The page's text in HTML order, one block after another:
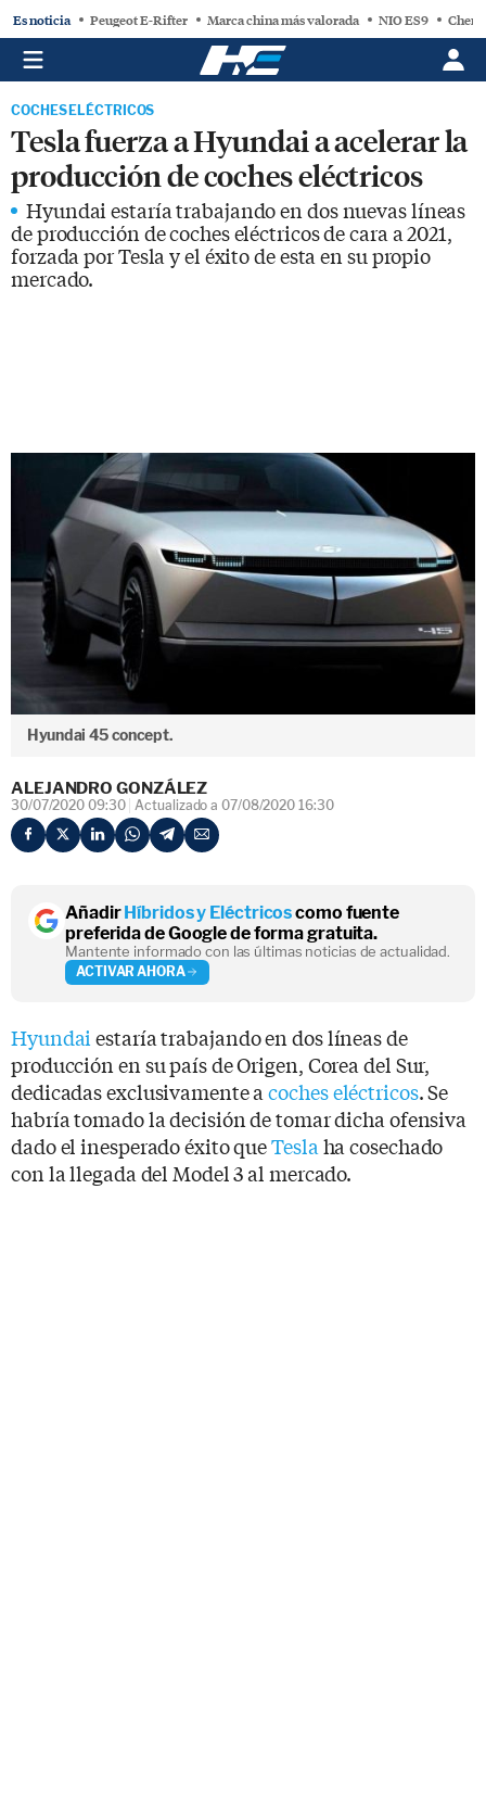
Es noticia Peugeot E-Rifter Marca china más valorada NIO ES9 Chery
COCHES ELÉCTRICOS
Tesla fuerza a Hyundai a acelerar la
producción de coches eléctricos
Hyundai estaría trabajando en dos nuevas líneas
de producción de coches eléctricos de cara a 2021,
forzada por Tesla y el éxito de esta en su propio
mercado.
Hyundai 45 concept.
ALEJANDRO GONZÁLEZ
30/07/2020 09:30 Actualizado a 07/08/2020 16:30
AñadirHíbridos y Eléctricoscomo fuente
preferida de Google de forma gratuita.
Mantente informado con las últimas noticias de actualidad.
ACTIVAR AHORA
Hyundaiestaría trabajando en dos líneas de
producción en su país de Origen, Corea del Sur,
dedicadas exclusivamente acoches eléctricos. Se
habría tomado la decisión de tomar dicha ofensiva
dado el inesperado éxito queTesla ha cosechado
con la llegada del Model 3 al mercado.